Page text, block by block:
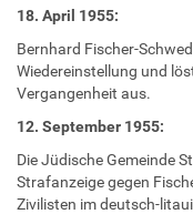
18. April 1955:
Bernhard Fischer-
Wiedereinstellung und
Vergangenheit aus.
12. September 1955:
Die Jüdische Gemeinde
Strafanzeige gegen
Zivilisten im deutsch-